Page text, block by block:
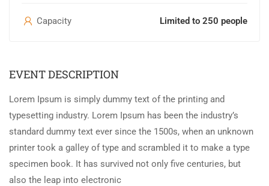
Capacity Limited to 250 people
EVENT DESCRIPTION
Lorem Ipsum is simply dummy text of the printing and
typesetting industry. Lorem Ipsum has been the industry’s
standard dummy text ever since the 1500s, when an unknown
printer took a galley of type and scrambled it to make a type
specimen book. It has survived not only five centuries, but
also the leap into electronic